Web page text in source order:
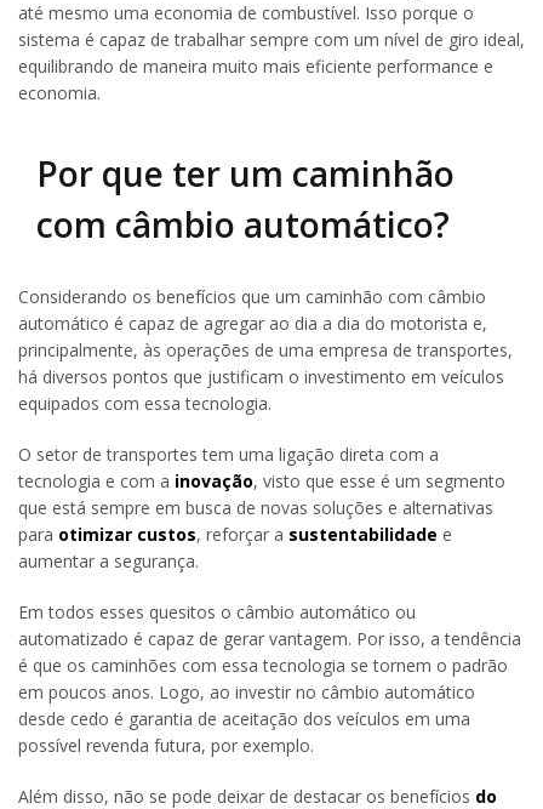
até mesmo uma economia de combustível. Isso porque o
sistema é capaz de trabalhar sempre com um nível de giro ideal,
equilibrando de maneira muito mais eficiente performance e
economia.
Por que ter um caminhão
com câmbio automático?
Considerando os benefícios que um caminhão com câmbio
automático é capaz de agregar ao dia a dia do motorista e,
principalmente, às operações de uma empresa de transportes,
há diversos pontos que justificam o investimento em veículos
equipados com essa tecnologia.
O setor de transportes tem uma ligação direta com a
tecnologia e com a inovação, visto que esse é um segmento
que está sempre em busca de novas soluções e alternativas
para otimizar custos, reforçar a sustentabilidade e
aumentar a segurança.
Em todos esses quesitos o câmbio automático ou
automatizado é capaz de gerar vantagem. Por isso, a tendência
é que os caminhões com essa tecnologia se tornem o padrão
em poucos anos. Logo, ao investir no câmbio automático
desde cedo é garantia de aceitação dos veículos em uma
possível revenda futura, por exemplo.
Além disso, não se pode deixar de destacar os benefícios do